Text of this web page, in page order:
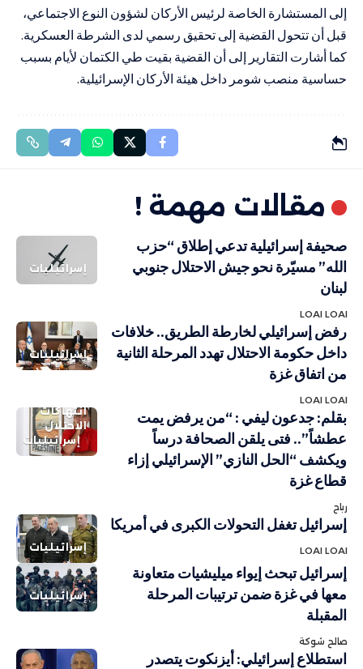
إلى المستشارة الخاصة لرئيس الأركان لشؤون النوع الاجتماعي،
قبل أن تتحول القضية إلى تحقيق رسمي لدى الشرطة العسكرية.
كما أشارت التقارير إلى أن القضية بقيت طي الكتمان لأيام بسبب
حساسية منصب شومر داخل هيئة الأركان الإسرائيلية.
مقالات مهمة !
إسرائيليات
صحيفة إسرائيلية تدعي إطلاق “حزب
الله” مسيّرة نحو جيش الاحتلال جنوبي
لبنان
LOAI LOAI
إسرائيليات
رفض إسرائيلي لخارطة الطريق.. خلافات
داخل حكومة الاحتلال تهدد المرحلة الثانية
من اتفاق غزة
LOAI LOAI
انتهاكات
الاحتلال
إسرائيليات
بقلم: جدعون ليفي : “من يرفض يمت
عطشاً”.. فتى يلقن الصحافة درساً
ويكشف “الحل النازي” الإسرائيلي إزاء
قطاع غزة
رباح
إسرائيليات
إسرائيل تغفل التحولات الكبرى في أمريكا
LOAI LOAI
إسرائيليات
إسرائيل تبحث إيواء ميليشيات متعاونة
معها في غزة ضمن ترتيبات المرحلة
المقبلة
صالح شوكة
استطلاع إسرائيلي: أيزنكوت يتصدر